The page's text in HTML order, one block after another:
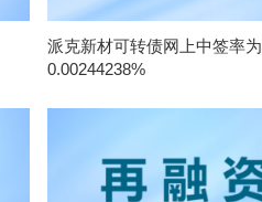
派克新材可转债网上中签率为
0.00244238%